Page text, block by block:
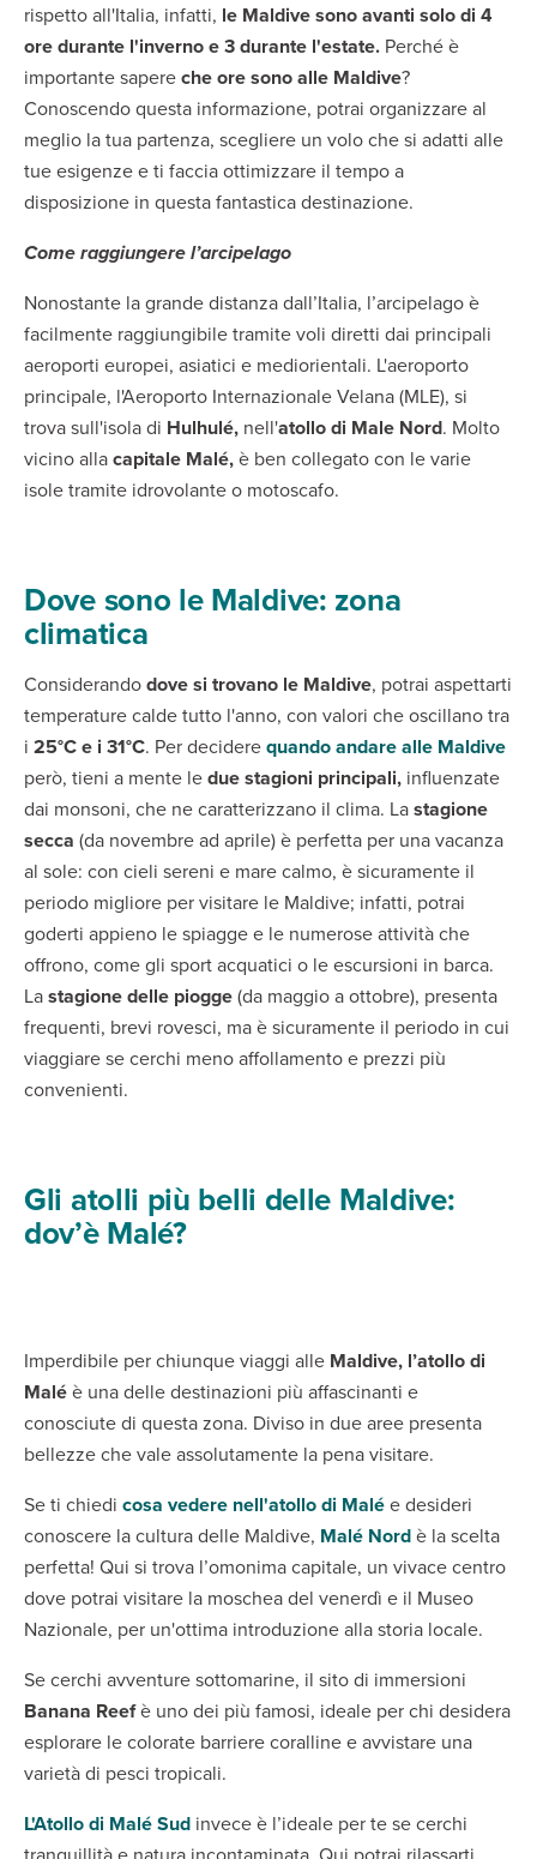
rispetto all'Italia, infatti, le Maldive sono avanti solo di 4
ore durante l'inverno e 3 durante l'estate. Perché è
importante sapereche ore sono alle Maldive?
Conoscendo questa informazione, potrai organizzare al
meglio la tua partenza, scegliere un volo che si adatti alle
tue esigenze e ti faccia ottimizzare il tempo a
disposizione in questa fantastica destinazione.
Come raggiungere l’arcipelago
Nonostante la grande distanza dall’Italia, l’arcipelago è
facilmente raggiungibile tramite voli diretti dai principali
aeroporti europei, asiatici e mediorientali. L'aeroporto
principale, l'Aeroporto Internazionale Velana (MLE), si
trova sull'isola di Hulhulé, nell'atollo di Male Nord. Molto
vicino allacapitale Malé,è ben collegato con le varie
isole tramite idrovolante o motoscafo.
Dove sono le Maldive: zona
climatica
Considerandodove si trovano le Maldive, potrai aspettarti
temperature calde tutto l'anno, con valori che oscillano tra
i 25°C e i 31°C. Per deciderequando andare alle Maldive
però, tieni a mente ledue stagioni principali, influenzate
dai monsoni, che ne caratterizzano il clima. Lastagione
secca (da novembre ad aprile) è perfetta per una vacanza
al sole: con cieli sereni e mare calmo, è sicuramente il
periodo migliore per visitare le Maldive; infatti, potrai
goderti appieno le spiagge e le numerose attività che
offrono, come gli sport acquatici o le escursioni in barca.
Lastagione delle piogge(da maggio a ottobre), presenta
frequenti, brevi rovesci, ma è sicuramente il periodo in cui
viaggiare se cerchi meno affollamento e prezzi più
convenienti.
Gli atolli più belli delle Maldive:
dov’è Malé?
Imperdibile per chiunque viaggi alle Maldive, l’atollo di
Maléè una delle destinazioni più affascinanti e
conosciute di questa zona. Diviso in due aree presenta
bellezze che vale assolutamente la pena visitare.
Se ti chiedi cosa vedere nell'atollo di Malée desideri
conoscere la cultura delle Maldive, Malé Nordè la scelta
perfetta! Qui si trova l’omonima capitale, un vivace centro
dove potrai visitare la moschea del venerdì e il Museo
Nazionale, per un'ottima introduzione alla storia locale.
Se cerchi avventure sottomarine, il sito di immersioni
Banana Reefè uno dei più famosi, ideale per chi desidera
esplorare le colorate barriere coralline e avvistare una
varietà di pesci tropicali.
L'Atollo di Malé Sud invece è l’ideale per te se cerchi